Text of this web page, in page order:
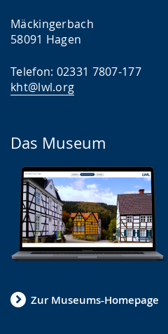
Mäckingerbach
58091 Hagen
Telefon: 02331 7807-177
kht@lwl.org
Das Museum
Zur Museums-Homepage